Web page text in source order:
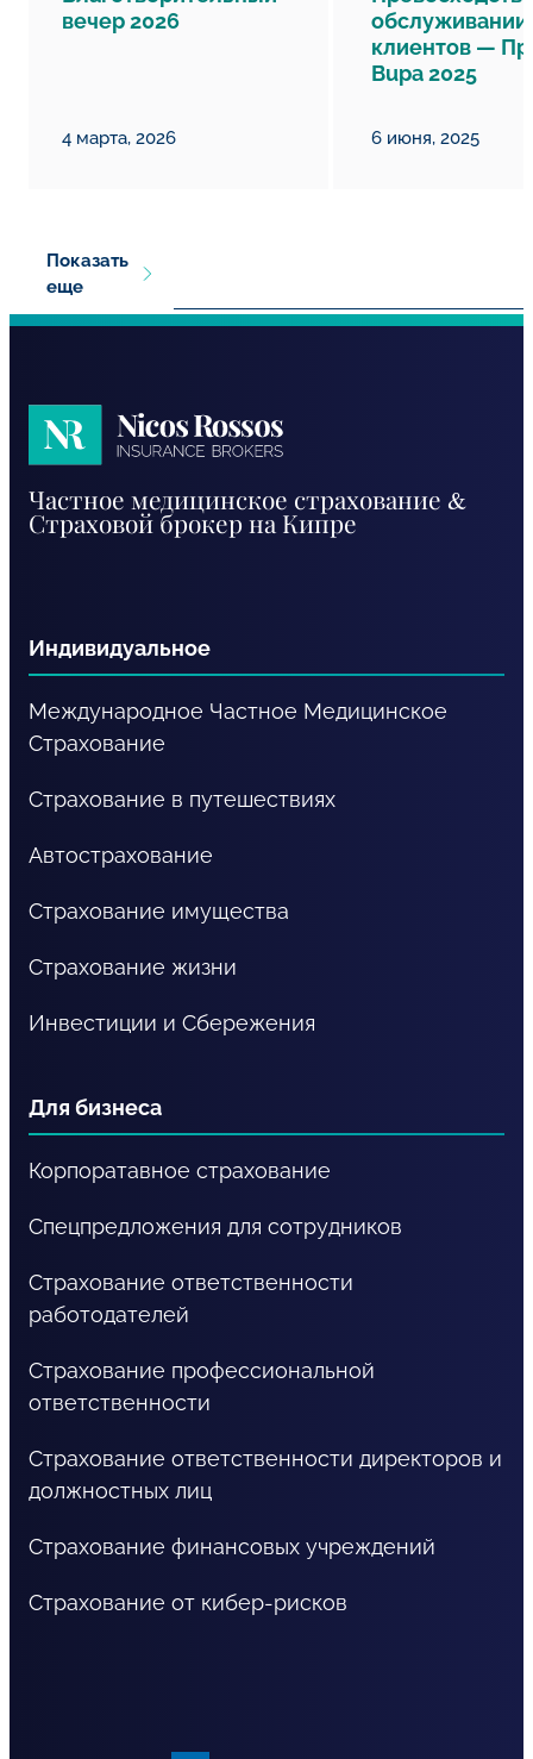
вечер 2026
4 марта, 2026
обслуживании
клиентов —
Bupa 2025
6 июня, 2025
Показать
еще
Rossos
Частное медицинское страхование &
Страховой брокер на Кипре
Индивидуальное
Международное Частное Медицинское
Cтрахование
Страхование в путешествиях
Автострахование
Страхование имущества
Страхование жизни
Инвестиции и Сбережения
Для бизнеса
Корпоратавное страхование
Спецпредложения для сотрудников
Страхование ответственности
работодателей
Страхование профессиональной
ответственности
Страхование ответственности директоров и
должностных лиц
Страхование финансовых учреждений
Страхование от кибер-рисков